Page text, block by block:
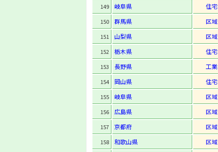
149 岐阜県 住
150 群馬県 区
151 山梨県 区
152 栃木県 住
153 長野県 工
154 岡山県 住
155 岐阜県 区
156 広島県 区
157 京都府 区
158 和歌山県 区